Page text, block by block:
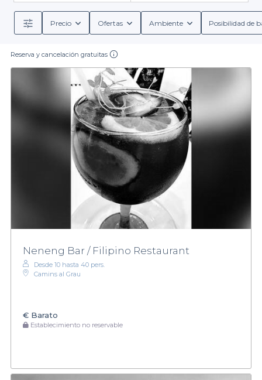
Precio Ofertas Ambiente Posibilidad de
Reserva y cancelación gratuitas
Neneng Bar / Filipino Restaurant
Desde 10 hasta 40 pers.
Camins al Grau
€ Barato
Establecimiento no reservable